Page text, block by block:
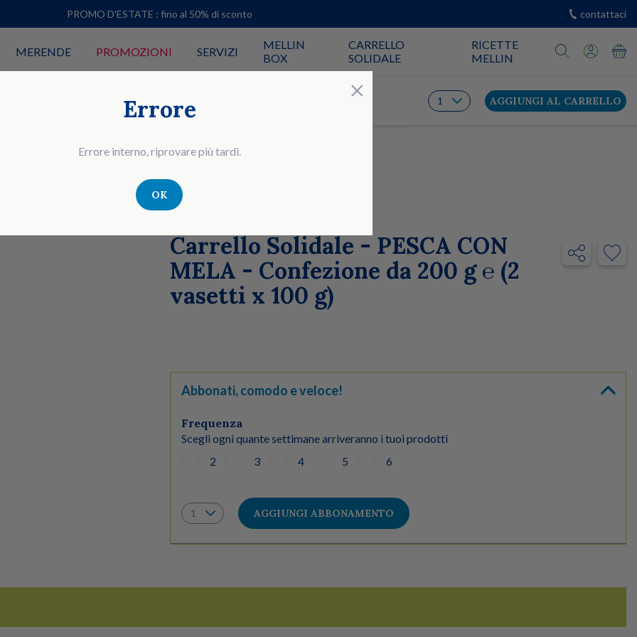
X 100 G) CONFEZIONE
AGGIUNGI AL CARRELLO
DONAZIONE
Carrello Solidale - PESCA CON
MELA - Confezione da 200 g ℮ (2
vasetti x 100 g)
Abbonati, comodo e veloce!
Frequenza
Scegli ogni quante settimane arriveranno i tuoi prodotti
2
3 4 5 6
AGGIUNGI ABBONAMENTO
× Chiudi
Errore
Errore interno, riprovare più tardi.
OK
PROMO D'ESTATE : fino al 50% di sconto contattaci
MERENDE PROMOZIONI SERVIZI
MELLIN
BOX
CARRELLO
SOLIDALE
RICETTE
MELLIN